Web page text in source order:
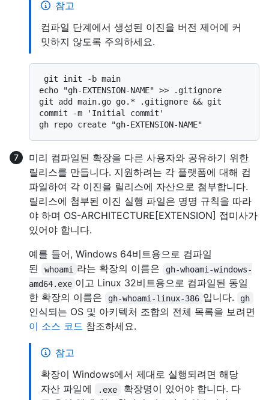
참고
컴파일 단계에서 생성된 이진을 버전 제어에 커
밋하지 않도록 주의하세요.
echo "gh-EXTENSION-NAME" >> .gitignore
git add main.go go.* .gitignore && git
commit -m 'Initial commit'
미리 컴파일된 확장을 다른 사용자와 공유하기 위한
릴리스를 만듭니다. 지원하려는 각 플랫폼에 대해 컴
파일하여 각 이진을 릴리스에 자산으로 첨부합니다.
릴리스에 첨부된 이진 실행 파일은 명명 규칙을 따라
야 하며 OS-ARCHITECTURE[EXTENSION] 접미사가
있어야 합니다.
예를 들어, Windows 64비트용으로 컴파일
된
whoami 라는 확장의 이름은
gh-whoami-windows-
amd64.exe 이고 Linux 32비트용으로 컴파일된 동일
한 확장의 이름은
gh-whoami-linux-386 입니다. gh
인식되는 OS 및 아키텍처 조합의 전체 목록을 보려면
이 소스 코드 참조하세요.
참고
확장이 Windows에서 제대로 실행되려면 해당
자산 파일에
.exe
확장명이 있어야 합니다. 다